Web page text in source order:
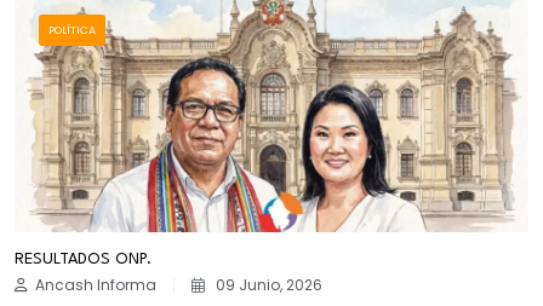
POLÍTICA
RESULTADOS ONP.
Ancash Informa 09 Junio, 2026